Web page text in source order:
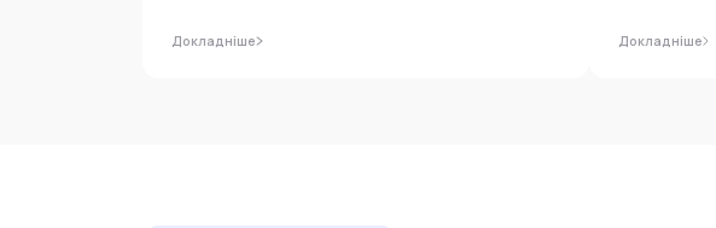
Докладніше Докладніше